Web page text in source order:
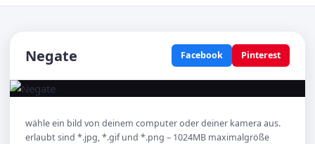
Negate Facebook Pinterest
wähle ein bild von deinem computer oder deiner kamera aus.
erlaubt sind *.jpg, *.gif und *.png – 1024MB maximalgröße